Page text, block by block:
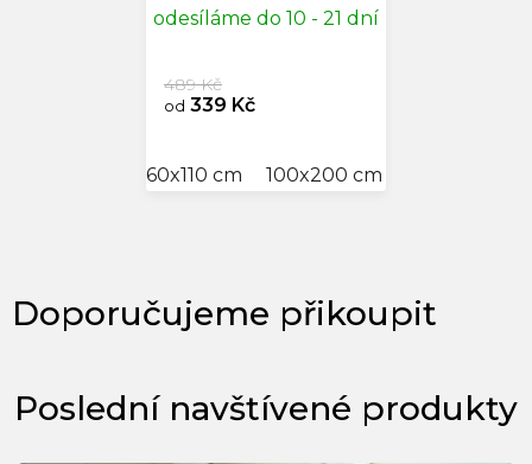
odesíláme do 10 - 21 dní
od 339 Kč
489 Kč
60x110 cm 100x200 cm
Poslední navštívené produkty